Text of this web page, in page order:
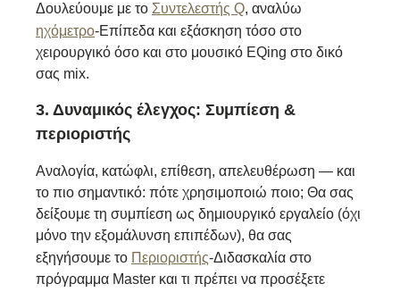
Δουλεύουμε με το Συντελεστής Q, αναλύω
ηχόμετρο-Επίπεδα και εξάσκηση τόσο στο
χειρουργικό όσο και στο μουσικό EQing στο δικό
σας mix.
3. Δυναμικός έλεγχος: Συμπίεση &
περιοριστής
Αναλογία, κατώφλι, επίθεση, απελευθέρωση — και
το πιο σημαντικό: πότε χρησιμοποιώ ποιο; Θα σας
δείξουμε τη συμπίεση ως δημιουργικό εργαλείο (όχι
μόνο την εξομάλυνση επιπέδων), θα σας
εξηγήσουμε το Περιοριστής-Διδασκαλία στο
πρόγραμμα Master και τι πρέπει να προσέξετε